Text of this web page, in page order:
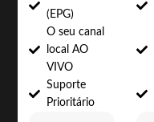
(EPG)
O seu canal
local AO
VIVO
Suporte
Prioritário